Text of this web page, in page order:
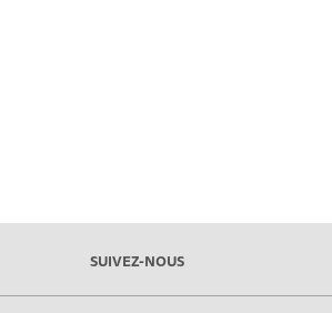
SUIVEZ-NOUS